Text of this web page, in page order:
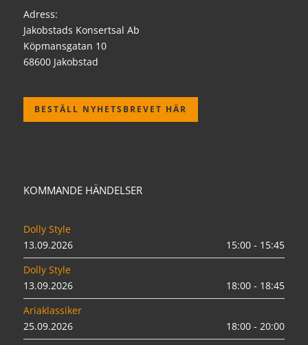
Adress:
Jakobstads Konsertsal Ab
Köpmansgatan 10
68600 Jakobstad
BESTÄLL NYHETSBREVET HÄR
KOMMANDE HÄNDELSER
Dolly Style
13.09.2026
15:00 - 15:45
Dolly Style
13.09.2026
18:00 - 18:45
Ariaklassiker
25.09.2026
18:00 - 20:00